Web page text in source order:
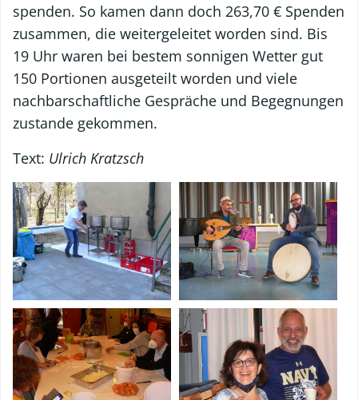
spenden. So kamen dann doch 263,70 € Spenden
zusammen, die weitergeleitet worden sind. Bis
19 Uhr waren bei bestem sonnigen Wetter gut
150 Portionen ausgeteilt worden und viele
nachbarschaftliche Gespräche und Begegnungen
zustande gekommen.
Text: Ulrich Kratzsch